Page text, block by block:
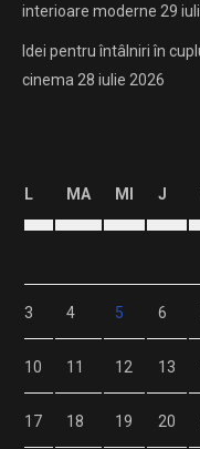
interioare moderne 29
Idei pentru întâlniri în
cinema 28 iulie 2026
L MA MI J
3 4 5 6
10 11 12 13
17 18 19 20